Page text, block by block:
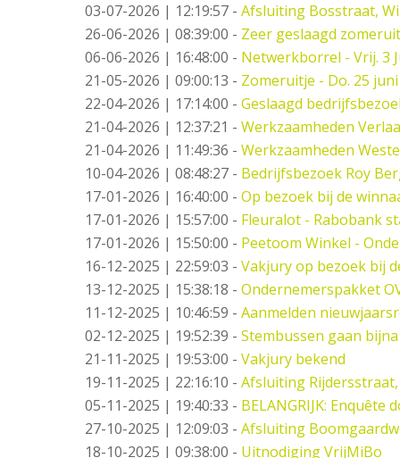
03-07-2026 | 12:19:57 - Afsluiting Bosstraat,
26-06-2026 | 08:39:00 - Zeer geslaagd
06-06-2026 | 16:48:00 - Netwerkborrel - Vrij. 3
21-05-2026 | 09:00:13 - Zomeruitje - Do. 25 juni
22-04-2026 | 17:14:00 - Geslaagd
21-04-2026 | 12:37:21 - Werkzaamheden
21-04-2026 | 11:49:36 - Werkzaamheden
10-04-2026 | 08:48:27 - Bedrijfsbezoek Roy
17-01-2026 | 16:40:00 - Op bezoek bij de
17-01-2026 | 15:57:00 - Fleuralot - Rabobank
17-01-2026 | 15:50:00 - Peetoom Winkel -
16-12-2025 | 22:59:03 - Vakjury op bezoek bij
13-12-2025 | 15:38:18 - Ondernemerspakket
11-12-2025 | 10:46:59 - Aanmelden
02-12-2025 | 19:52:39 - Stembussen gaan
21-11-2025 | 19:53:00 - Vakjury bekend
19-11-2025 | 22:16:10 - Afsluiting
05-11-2025 | 19:40:33 - BELANGRIJK:
27-10-2025 | 12:09:03 - Afsluiting
18-10-2025 | 09:38:00 - Uitnodiging VrijMiBo